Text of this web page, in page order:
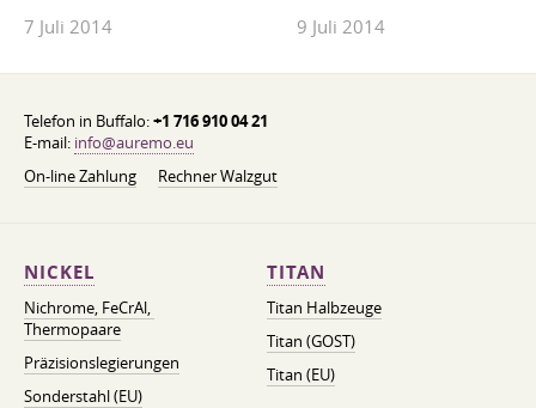
7 Juli 2014 9 Juli 2014
Telefon in Buffalo:+1 716 910 04 21
E-mail: info@auremo.eu
On-line Zahlung
Rechner Walzgut
NICKEL
Nichrome, FeСrAl, ​​
Thermopaare
Präzisionslegierungen
Sonderstahl (EU)
TITAN
Titan Halbzeuge
Titan (GOST)
Titan (EU)